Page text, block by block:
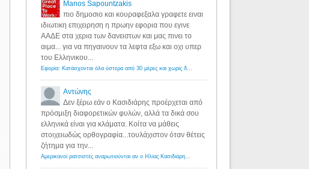
Manos Sapountzakis
πιο δημοσιο και κουραφεξαλα γραφετε ειναι
ιδιωτικη επιχειρηση η πρωην εφορια που εγινε
ΑΑΔΕ στα χερια των δανειστων και μας πινει το
αιμα... για να πηγαινουν τα λεφτα εξω και οχι υπερ
του Ελληνικου...
Εφορία: Κατάσχονται όλα ύστερα από 30 μέρες και χωρίς δικαστικές αποφάσεις - Λόγιος Ερμής
Αντώνης
Δεν ξέρω εάν ο Κασιδιάρης προέρχεται από
πρόσμιξη διαφορετικών φυλών, αλλά τα δικά σου
ελληνικά είναι για κλάματα. Κοίτα να μάθεις
στοιχειωδώς ορθογραφία...τουλάχιστον όταν θέτεις
ζήτημα για την...
Αμερικανοί ρατσιστές αναρωτιούνται αν ο Ηλίας Κασιδιάρης ανήκει στη λευκή φυλή... - Λόγιος Ερμής